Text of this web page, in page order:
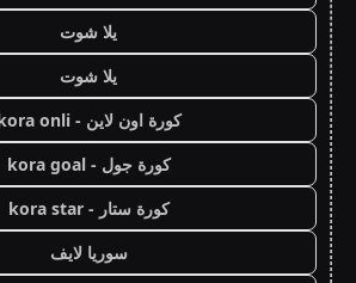
يلا شوت
يلا شوت
كورة اون لاين - kora onli
كورة جول - kora goal
كورة ستار - kora star
سوريا لايف